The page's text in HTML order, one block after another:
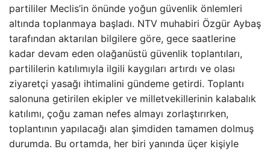
partililer Meclis’in önünde yoğun güvenlik önlemleri
altında toplanmaya başladı. NTV muhabiri Özgür Aybaş
tarafından aktarılan bilgilere göre, gece saatlerine
kadar devam eden olağanüstü güvenlik toplantıları,
partililerin katılımıyla ilgili kaygıları artırdı ve olası
ziyaretçi yasağı ihtimalini gündeme getirdi. Toplantı
salonuna getirilen ekipler ve milletvekillerinin kalabalık
katılımı, çoğu zaman nefes almayı zorlaştırırken,
toplantının yapılacağı alan şimdiden tamamen dolmuş
durumda. Bu ortamda, her biri yanında üçer kişiyle